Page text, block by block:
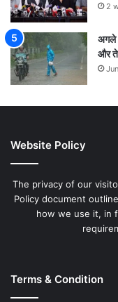
2
अगले
और
Website Policy
The privacy of our
Policy document
how we use it, in
Terms & Condition